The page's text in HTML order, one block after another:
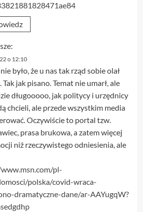
o 12:10
było, że u nas tak rząd sobie olał
Tak jak pisano. Temat nie umarł, ale
długooooo, jak politycy i urzędnicy
chcieli, ale przede wszystkim media
Oczywiście to portal tzw.
prasa brukowa, a zatem więcej
niż rzeczywistego odniesienia, ale
pl-
polska/covid-wraca-
dramatyczne-dane/ar-AAYugqW?